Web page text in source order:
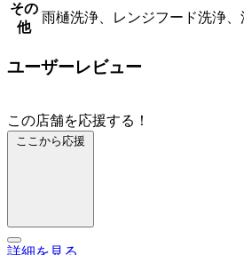
その
他
雨樋洗浄、レンジフード洗浄
ユーザーレビュー
この店舗を応援する！
ここから応援
詳細を見る